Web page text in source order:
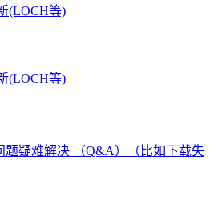
(LOCH等)
(LOCH等)
题疑难解决 （Q&A）（比如下载失